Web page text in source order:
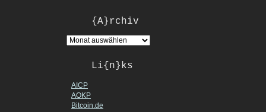
{A}rchiv
Li{n}ks
AICP
AOKP
Bitcoin.de